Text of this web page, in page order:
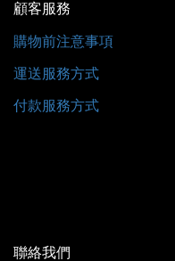
顧客服務
購物前注意事項
運送服務方式
付款服務方式
聯絡我們